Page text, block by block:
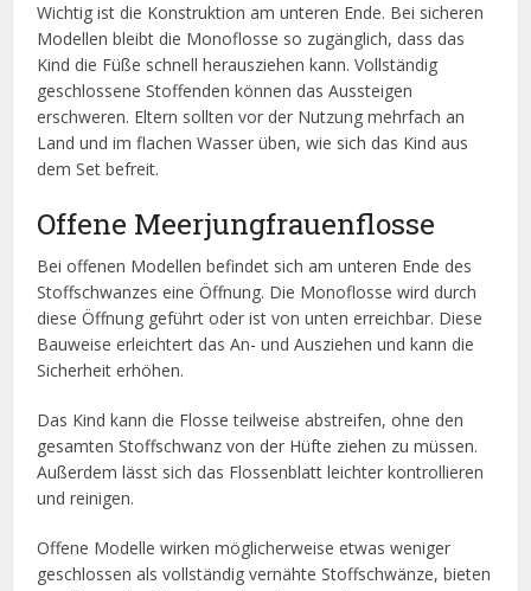
Wichtig ist die Konstruktion am unteren Ende. Bei sicheren
Modellen bleibt die Monoflosse so zugänglich, dass das
Kind die Füße schnell herausziehen kann. Vollständig
geschlossene Stoffenden können das Aussteigen
erschweren. Eltern sollten vor der Nutzung mehrfach an
Land und im flachen Wasser üben, wie sich das Kind aus
dem Set befreit.
Offene Meerjungfrauenflosse
Bei offenen Modellen befindet sich am unteren Ende des
Stoffschwanzes eine Öffnung. Die Monoflosse wird durch
diese Öffnung geführt oder ist von unten erreichbar. Diese
Bauweise erleichtert das An- und Ausziehen und kann die
Sicherheit erhöhen.
Das Kind kann die Flosse teilweise abstreifen, ohne den
gesamten Stoffschwanz von der Hüfte ziehen zu müssen.
Außerdem lässt sich das Flossenblatt leichter kontrollieren
und reinigen.
Offene Modelle wirken möglicherweise etwas weniger
geschlossen als vollständig vernähte Stoffschwänze, bieten